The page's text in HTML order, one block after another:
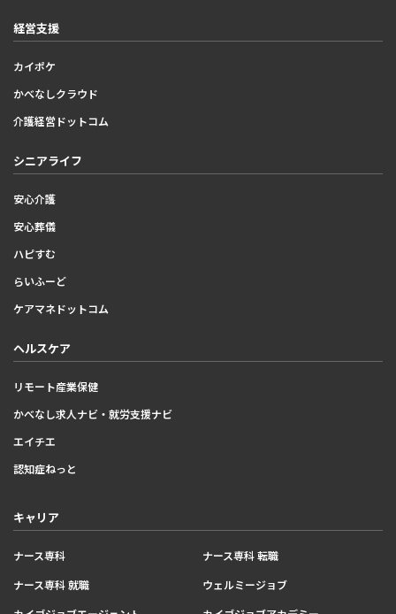
経営支援
カイポケ
かべなしクラウド
介護経営ドットコム
シニアライフ
安心介護
安心葬儀
ハピすむ
らいふーど
ケアマネドットコム
ヘルスケア
リモート産業保健
かべなし求人ナビ・就労支援ナビ
エイチエ
認知症ねっと
キャリア
ナース専科
ナース専科 転職
ナース専科 就職
ウェルミージョブ